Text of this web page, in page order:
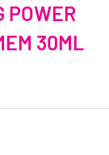
POWER
30ML